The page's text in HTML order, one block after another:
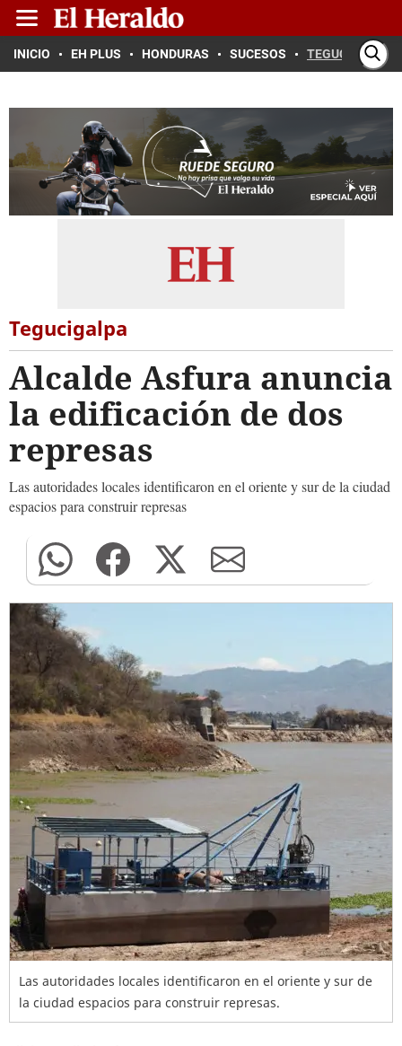
INICIO EH PLUS HONDURAS SUCESOS TEGUCIGALPA
Tegucigalpa
Alcalde Asfura anuncia
la edificación de dos
represas
Las autoridades locales identificaron en el oriente y sur de la ciudad
espacios para construir represas
Las autoridades locales identificaron en el oriente y sur de
la ciudad espacios para construir represas.